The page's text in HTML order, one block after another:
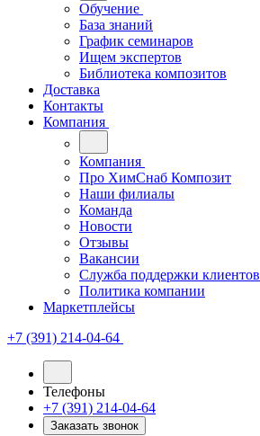
Обучение
База знаний
График семинаров
Ищем экспертов
Библиотека композитов
Доставка
Контакты
Компания
Компания
Про ХимСнаб Композит
Наши филиалы
Команда
Новости
Отзывы
Вакансии
Служба поддержки клиентов
Политика компании
Маркетплейсы
+7 (391) 214-04-64
Телефоны
+7 (391) 214-04-64
Заказать звонок